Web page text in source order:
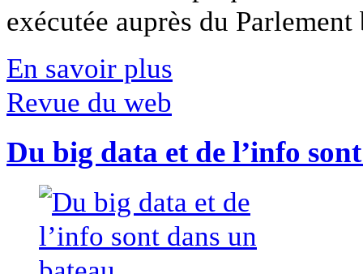
exécutée auprès du
En savoir plus
Revue du web
Du big data et de l’info